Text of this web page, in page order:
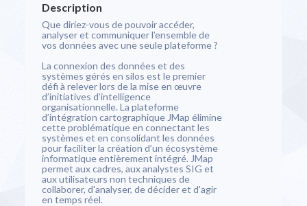
Description
Que diriez-vous de pouvoir accéder,
analyser et communiquer l’ensemble de
vos données avec une seule plateforme ?
La connexion des données et des
systèmes gérés en silos est le premier
défi à relever lors de la mise en œuvre
d’initiatives d’intelligence
organisationnelle. La plateforme
d’intégration cartographique JMap élimine
cette problématique en connectant les
systèmes et en consolidant les données
pour faciliter la création d’un écosystème
informatique entièrement intégré. JMap
permet aux cadres, aux analystes SIG et
aux utilisateurs non techniques de
collaborer, d'analyser, de décider et d'agir
en temps réel.